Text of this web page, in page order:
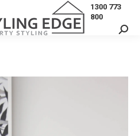
1300 773
800